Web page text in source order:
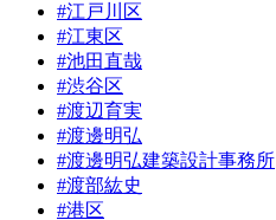
#江戸川区
#江東区
#池田直哉
#渋谷区
#渡辺育実
#渡邊明弘
#渡邊明弘建築設計事務所
#渡部紘史
#港区